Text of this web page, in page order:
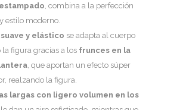
combina a la perfección
estilo moderno.
y elástico se adapta al cuerpo
la figura gracias a los frunces en la
, que aportan un efecto súper
realzando la figura.
largas con ligero volumen en los